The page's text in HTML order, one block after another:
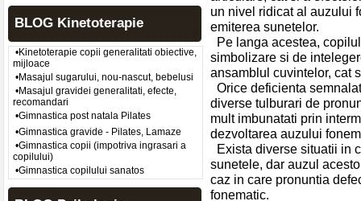
BLOG Kinetoterapie
•Kinetoterapie copii generalitati obiective,
mijloace
•Masajul sugarului, nou-nascut, bebelusi
•Masajul gravidei generalitati, efecte,
recomandari
•Gimnastica post natala Pilates
•Gimnastica gravide - Pilates, Lamaze
•Gimnastica copii (impotriva ingrasari a
copilului)
•Gimnastica copilului sanatos
un nivel ridicat al auzului
emiterea sunetelor.
Pe langa acestea,
simbolizare si de
ansamblul cuvintelor, cat
Orice deficienta
diverse tulburari de
mult imbunatati prin
dezvoltarea auzului
Exista diverse situatii in
sunetele, dar auzul
caz in care pronuntia
fonematic.